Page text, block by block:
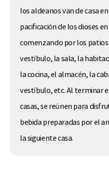
los aldeanos van de casa
pacificación de los dioses
comenzando por los
vestíbulo, la sala, la
la cocina, el almacén, la
vestíbulo, etc. Al terminar
casas, se reúnen para
bebida preparadas por el
la siguiente casa.